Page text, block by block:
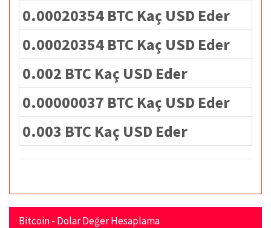
0.00020354 BTC Kaç USD Eder
0.00020354 BTC Kaç USD Eder
0.002 BTC Kaç USD Eder
0.00000037 BTC Kaç USD Eder
0.003 BTC Kaç USD Eder
Bitcoin - Dolar Değer Hesaplama